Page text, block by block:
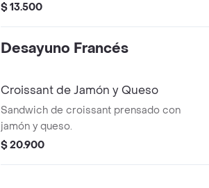
$ 13.500
Desayuno Francés
Croissant de Jamón y Queso
Sandwich de croissant prensado con
jamón y queso.
$ 20.900